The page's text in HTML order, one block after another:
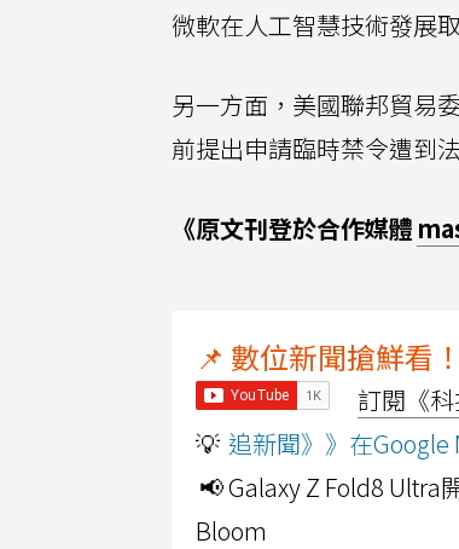
微軟在人工智慧技術發展
另一方面，美國聯邦貿易
前提出申請臨時禁令遭到
《原文刊登於合作媒體
📌 數位新聞搶鮮看！
訂閱《
💡 追新聞》》在Google
📢 Galaxy Z Fold8
Bloom